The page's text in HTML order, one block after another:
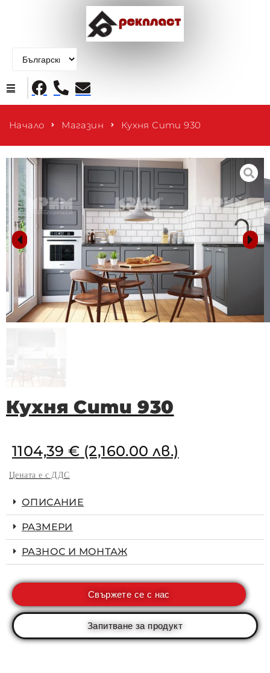
Продукти
За нас
Контакти
Начало Магазин Кухня Сити 930
Кухня Сити 930
1104,39€ (2,160.00 лв.)
Цената е с ДДС
ОПИСАНИЕ
РАЗМЕРИ
РАЗНОС И МОНТАЖ
Свържете се с нас
Запитване за продукт